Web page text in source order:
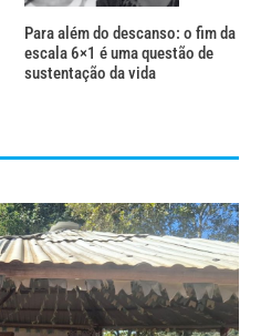
Para além do descanso: o fim da
escala 6×1 é uma questão de
sustentação da vida